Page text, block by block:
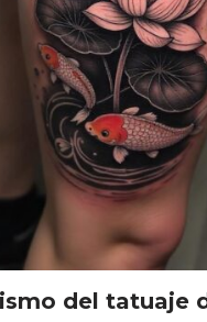
del tatuaje